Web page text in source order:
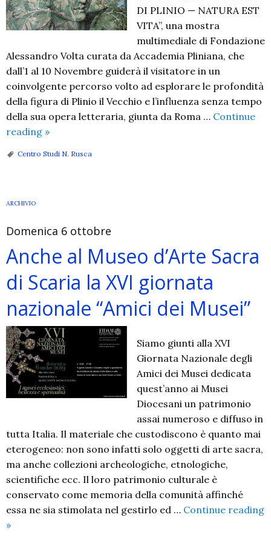
DI PLINIO — NATURA EST
VITA”, una mostra
multimediale di Fondazione
Alessandro Volta curata da Accademia Pliniana, che
dall’1 al 10 Novembre guiderà il visitatore in un
coinvolgente percorso volto ad esplorare le profondità
della figura di Plinio il Vecchio e l’influenza senza tempo
della sua opera letteraria, giunta da Roma … Continue
reading I
vita
»
Centro Studi N. Rusca
ARCHIVIO
Domenica 6 ottobre
Anche al Museo d’Arte Sacra
di Scaria la XVI giornata
nazionale “Amici dei Musei”
Siamo giunti alla XVI
Giornata Nazionale degli
Amici dei Musei dedicata
quest’anno ai Musei
Diocesani un patrimonio
assai numeroso e diffuso in
tutta Italia. Il materiale che custodiscono è quanto mai
eterogeneo: non sono infatti solo oggetti di arte sacra,
ma anche collezioni archeologiche, etnologiche,
scientifiche ecc. Il loro patrimonio culturale è
conservato come memoria della comunità affinché
essa ne sia stimolata nel gestirlo ed … Continue reading
Anche
»